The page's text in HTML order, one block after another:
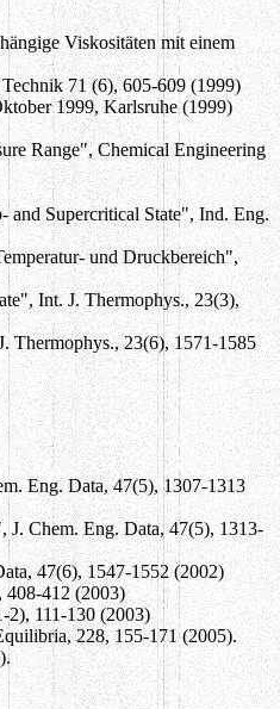
Viskositäten mit einem
71 (6), 605-609 (1999)
1999, Karlsruhe (1999)
Range", Chemical Engineering
and Supercritical State", Ind. Eng.
und Druckbereich",
Int. J. Thermophys., 23(3),
Thermophys., 23(6), 1571-1585
Eng. Data, 47(5), 1307-1313
Chem. Eng. Data, 47(5), 1313-
47(6), 1547-1552 (2002)
408-412 (2003)
2), 111-130 (2003)
228, 155-171 (2005).